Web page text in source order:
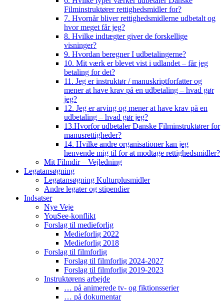
Filminstruktører rettighedsmidler for?
7. Hvornår bliver rettighedsmidlerne udbetalt og
hvor meget får jeg?
8. Hvilke indtægter giver de forskellige
visninger?
9. Hvordan beregner I udbetalingerne?
10. Mit værk er blevet vist i udlandet – får jeg
betaling for det?
11. Jeg er instruktør / manuskriptforfatter og
mener at have krav på en udbetaling – hvad gør
jeg?
12. Jeg er arving og mener at have krav på en
udbetaling – hvad gør jeg?
13.Hvorfor udbetaler Danske Filminstruktører for
manusrettigheder?
14. Hvilke andre organisationer kan jeg
henvende mig til for at modtage rettighedsmidler?
Mit Filmdir – Vejledning
Legatansøgning
Legatansøgning Kulturplusmidler
Andre legater og stipendier
Indsatser
Nye Veje
YouSee-konflikt
Forslag til medieforlig
Medieforlig 2022
Medieforlig 2018
Forslag til filmforlig
Forslag til filmforlig 2024-2027
Forslag til filmforlig 2019-2023
Instruktørens arbejde
… på animerede tv- og fiktionsserier
… på dokumentar